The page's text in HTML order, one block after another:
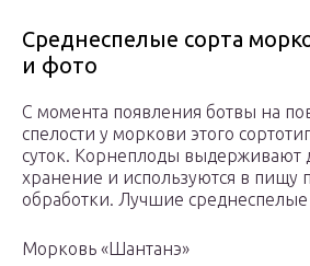
Среднеспелые сорта
и фото
С момента появления ботвы на
спелости у моркови этого
суток. Корнеплоды выдерживают
хранение и используются в пищу
обработки. Лучшие
Морковь «Шантанэ»